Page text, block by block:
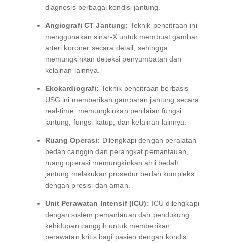
diagnosis berbagai kondisi jantung.
Angiografi CT Jantung: Teknik pencitraan ini
menggunakan sinar-X untuk membuat gambar
arteri koroner secara detail, sehingga
memungkinkan deteksi penyumbatan dan
kelainan lainnya.
Ekokardiografi: Teknik pencitraan berbasis
USG ini memberikan gambaran jantung secara
real-time, memungkinkan penilaian fungsi
jantung, fungsi katup, dan kelainan lainnya.
Ruang Operasi: Dilengkapi dengan peralatan
bedah canggih dan perangkat pemantauan,
ruang operasi memungkinkan ahli bedah
jantung melakukan prosedur bedah kompleks
dengan presisi dan aman.
Unit Perawatan Intensif (ICU): ICU dilengkapi
dengan sistem pemantauan dan pendukung
kehidupan canggih untuk memberikan
perawatan kritis bagi pasien dengan kondisi